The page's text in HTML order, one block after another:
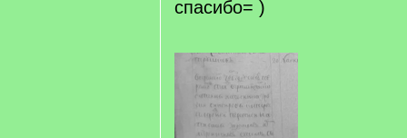
спасибо= )